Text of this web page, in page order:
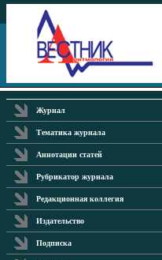
Журнал
Тематика журнала
Аннотации статей
Рубрикатор журнала
Редакционная коллегия
Издательство
Подписка